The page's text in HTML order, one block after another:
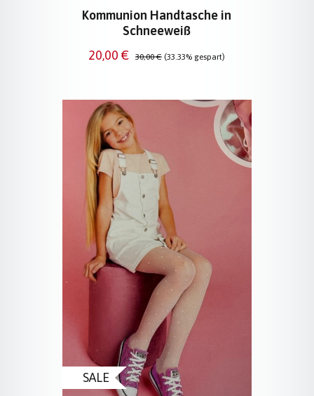
Kommunion Handtasche in
Schneeweiß
Verkaufspreis:
20,00 € Regulärer Preis:
30,00 € (33.33% gespart)
SALE